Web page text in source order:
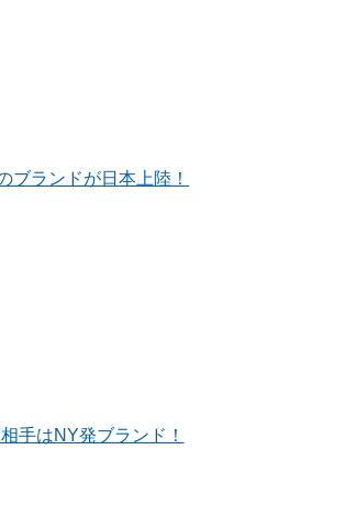
ブランドが日本上陸！
手はNY発ブランド！